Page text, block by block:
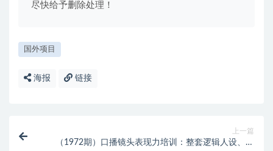
尽快给予删除处理！
国外项目
海报 链接
上一篇
（1972期）口播镜头表现力培训：整套逻辑人设、选